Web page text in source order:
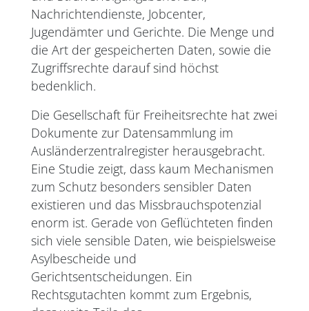
Nachrichtendienste, Jobcenter,
Jugendämter und Gerichte. Die Menge und
die Art der gespeicherten Daten, sowie die
Zugriffsrechte darauf sind höchst
bedenklich.
Die Gesellschaft für Freiheitsrechte hat zwei
Dokumente zur Datensammlung im
Ausländerzentralregister herausgebracht.
Eine Studie zeigt, dass kaum Mechanismen
zum Schutz besonders sensibler Daten
existieren und das Missbrauchspotenzial
enorm ist. Gerade von Geflüchteten finden
sich viele sensible Daten, wie beispielsweise
Asylbescheide und
Gerichtsentscheidungen. Ein
Rechtsgutachten kommt zum Ergebnis,